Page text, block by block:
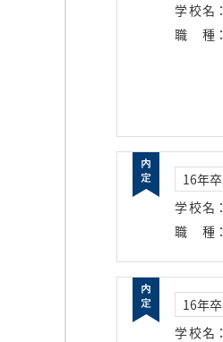
学校名 ：
職種 ：
16年卒
学校名 ：
職種 ：
16年卒
学校名 ：